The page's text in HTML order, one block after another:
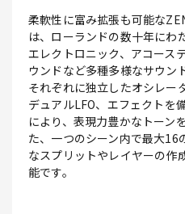
柔軟性に富み拡張も可能な
は、ローランドの数十年にわ
エレクトロニック、アコース
ウンドなど多種多様なサウン
それぞれに独立したオシレー
デュアルLFO、エフェクトを
により、表現力豊かなトーン
た、一つのシーン内で最大
なスプリットやレイヤーの作
能です。